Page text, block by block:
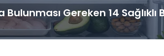
Gereken 14 Sağlıklı